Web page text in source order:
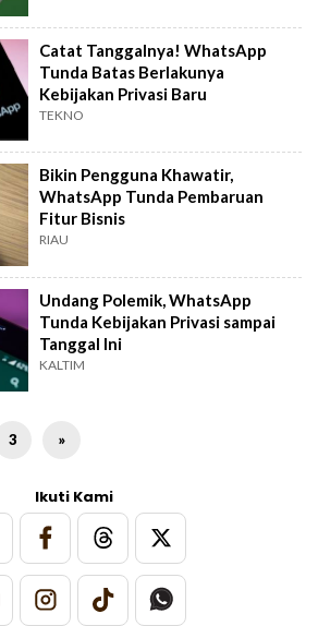
Catat Tanggalnya! WhatsApp
Tunda Batas Berlakunya
Kebijakan Privasi Baru
TEKNO
Bikin Pengguna Khawatir,
WhatsApp Tunda Pembaruan
Fitur Bisnis
RIAU
Undang Polemik, WhatsApp
Tunda Kebijakan Privasi sampai
Tanggal Ini
KALTIM
3 »
Ikuti Kami